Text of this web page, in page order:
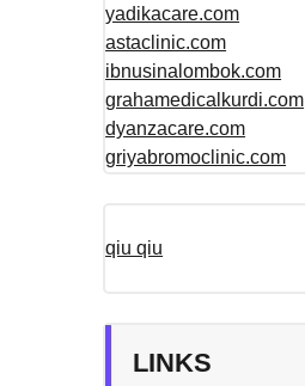
yadikacare.com
astaclinic.com
ibnusinalombok.com
grahamedicalkurdi.com
dyanzacare.com
griyabromoclinic.com
qiu qiu
LINKS